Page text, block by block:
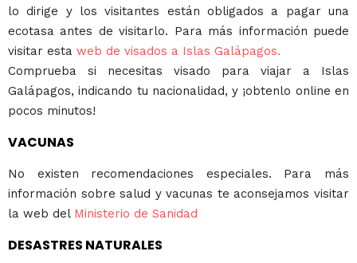
lo dirige y los visitantes están obligados a pagar una
ecotasa antes de visitarlo. Para más información puede
visitar esta web de visados a Islas Galápagos.
Comprueba si necesitas visado para viajar a Islas
Galápagos, indicando tu nacionalidad, y ¡obtenlo online en
pocos minutos!
VACUNAS
No existen recomendaciones especiales. Para más
información sobre salud y vacunas te aconsejamos visitar
la web del Ministerio de Sanidad
DESASTRES NATURALES